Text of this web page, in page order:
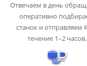
Отвечаем в день
оперативно
станок и отправляем
течение 1–2 часов.